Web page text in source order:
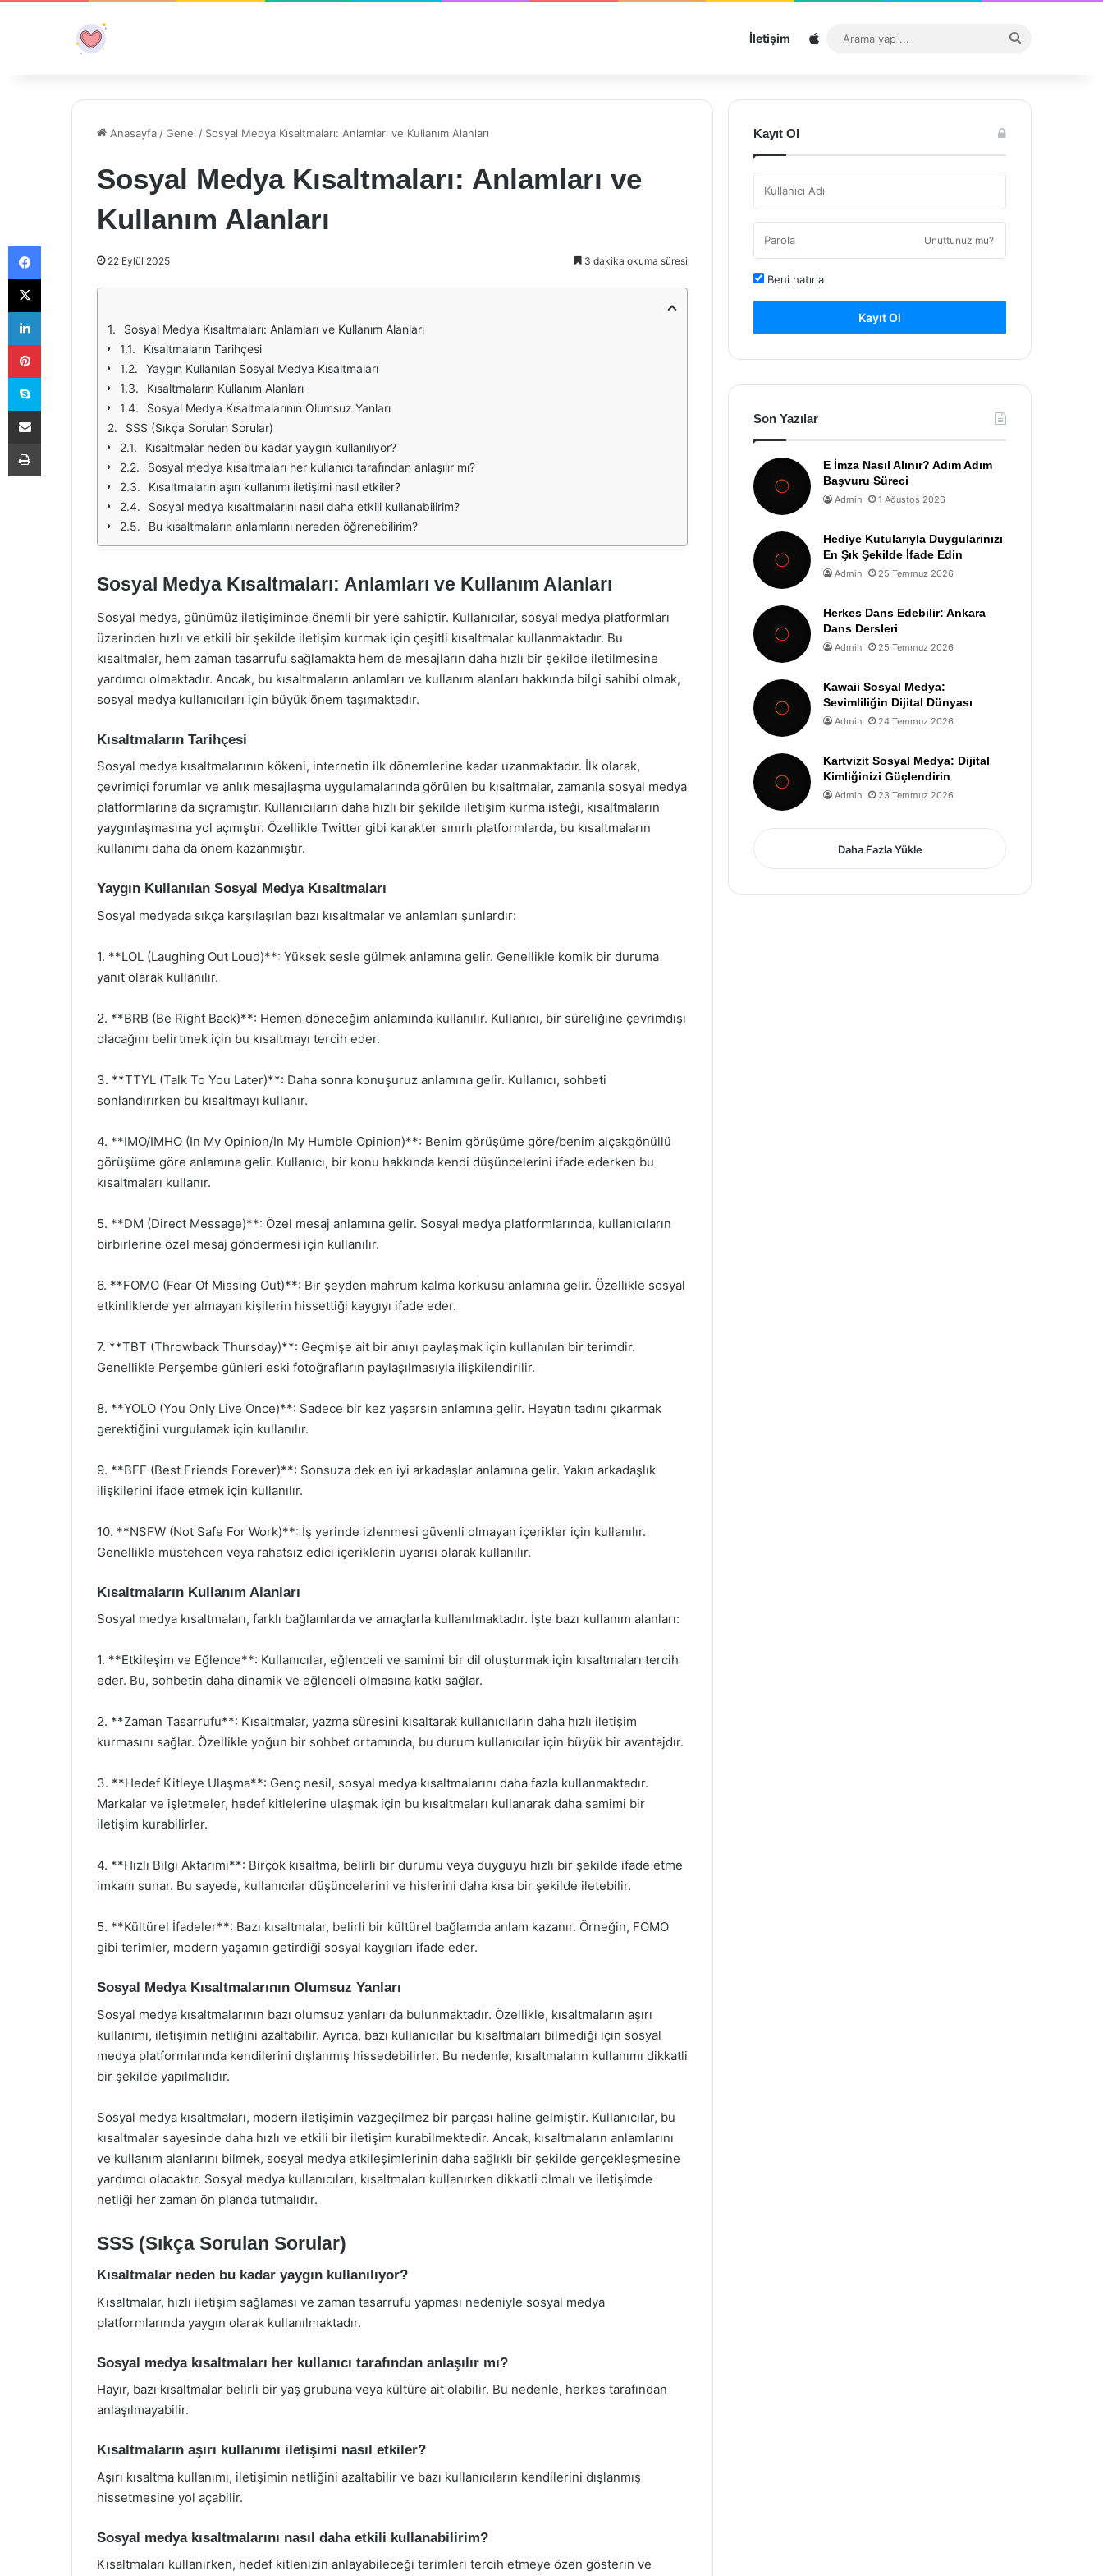
İletişim Sitemap
...
Anasayfa /Genel / Sosyal Medya Kısaltmaları: Anlamları ve Kullanım Alanları
Sosyal Medya Kısaltmaları: Anlamları ve
Kullanım Alanları
22 Eylül 2025 3 dakika okuma süresi
Sosyal Medya Kısaltmaları: Anlamları ve Kullanım Alanları
Kısaltmaların Tarihçesi
Yaygın Kullanılan Sosyal Medya Kısaltmaları
Kısaltmaların Kullanım Alanları
Sosyal Medya Kısaltmalarının Olumsuz Yanları
SSS (Sıkça Sorulan Sorular)
Kısaltmalar neden bu kadar yaygın kullanılıyor?
Sosyal medya kısaltmaları her kullanıcı tarafından anlaşılır mı?
Kısaltmaların aşırı kullanımı iletişimi nasıl etkiler?
Sosyal medya kısaltmalarını nasıl daha etkili kullanabilirim?
Bu kısaltmaların anlamlarını nereden öğrenebilirim?
Sosyal Medya Kısaltmaları: Anlamları ve Kullanım Alanları
Sosyal medya, günümüz iletişiminde önemli bir yere sahiptir. Kullanıcılar, sosyal medya platformları
üzerinden hızlı ve etkili bir şekilde iletişim kurmak için çeşitli kısaltmalar kullanmaktadır. Bu
kısaltmalar, hem zaman tasarrufu sağlamakta hem de mesajların daha hızlı bir şekilde iletilmesine
yardımcı olmaktadır. Ancak, bu kısaltmaların anlamları ve kullanım alanları hakkında bilgi sahibi olmak,
sosyal medya kullanıcıları için büyük önem taşımaktadır.
Kısaltmaların Tarihçesi
Sosyal medya kısaltmalarının kökeni, internetin ilk dönemlerine kadar uzanmaktadır. İlk olarak,
çevrimiçi forumlar ve anlık mesajlaşma uygulamalarında görülen bu kısaltmalar, zamanla sosyal medya
platformlarına da sıçramıştır. Kullanıcıların daha hızlı bir şekilde iletişim kurma isteği, kısaltmaların
yaygınlaşmasına yol açmıştır. Özellikle Twitter gibi karakter sınırlı platformlarda, bu kısaltmaların
kullanımı daha da önem kazanmıştır.
Yaygın Kullanılan Sosyal Medya Kısaltmaları
Sosyal medyada sıkça karşılaşılan bazı kısaltmalar ve anlamları şunlardır:
1. **LOL (Laughing Out Loud)**: Yüksek sesle gülmek anlamına gelir. Genellikle komik bir duruma
yanıt olarak kullanılır.
2. **BRB (Be Right Back)**: Hemen döneceğim anlamında kullanılır. Kullanıcı, bir süreliğine çevrimdışı
olacağını belirtmek için bu kısaltmayı tercih eder.
3. **TTYL (Talk To You Later)**: Daha sonra konuşuruz anlamına gelir. Kullanıcı, sohbeti
sonlandırırken bu kısaltmayı kullanır.
4. **IMO/IMHO (In My Opinion/In My Humble Opinion)**: Benim görüşüme göre/benim alçakgönüllü
görüşüme göre anlamına gelir. Kullanıcı, bir konu hakkında kendi düşüncelerini ifade ederken bu
kısaltmaları kullanır.
5. **DM (Direct Message)**: Özel mesaj anlamına gelir. Sosyal medya platformlarında, kullanıcıların
birbirlerine özel mesaj göndermesi için kullanılır.
6. **FOMO (Fear Of Missing Out)**: Bir şeyden mahrum kalma korkusu anlamına gelir. Özellikle sosyal
etkinliklerde yer almayan kişilerin hissettiği kaygıyı ifade eder.
7. **TBT (Throwback Thursday)**: Geçmişe ait bir anıyı paylaşmak için kullanılan bir terimdir.
Genellikle Perşembe günleri eski fotoğrafların paylaşılmasıyla ilişkilendirilir.
8. **YOLO (You Only Live Once)**: Sadece bir kez yaşarsın anlamına gelir. Hayatın tadını çıkarmak
gerektiğini vurgulamak için kullanılır.
9. **BFF (Best Friends Forever)**: Sonsuza dek en iyi arkadaşlar anlamına gelir. Yakın arkadaşlık
ilişkilerini ifade etmek için kullanılır.
10. **NSFW (Not Safe For Work)**: İş yerinde izlenmesi güvenli olmayan içerikler için kullanılır.
Genellikle müstehcen veya rahatsız edici içeriklerin uyarısı olarak kullanılır.
Kısaltmaların Kullanım Alanları
Sosyal medya kısaltmaları, farklı bağlamlarda ve amaçlarla kullanılmaktadır. İşte bazı kullanım alanları:
1. **Etkileşim ve Eğlence**: Kullanıcılar, eğlenceli ve samimi bir dil oluşturmak için kısaltmaları tercih
eder. Bu, sohbetin daha dinamik ve eğlenceli olmasına katkı sağlar.
2. **Zaman Tasarrufu**: Kısaltmalar, yazma süresini kısaltarak kullanıcıların daha hızlı iletişim
kurmasını sağlar. Özellikle yoğun bir sohbet ortamında, bu durum kullanıcılar için büyük bir avantajdır.
3. **Hedef Kitleye Ulaşma**: Genç nesil, sosyal medya kısaltmalarını daha fazla kullanmaktadır.
Markalar ve işletmeler, hedef kitlelerine ulaşmak için bu kısaltmaları kullanarak daha samimi bir
iletişim kurabilirler.
4. **Hızlı Bilgi Aktarımı**: Birçok kısaltma, belirli bir durumu veya duyguyu hızlı bir şekilde ifade etme
imkanı sunar. Bu sayede, kullanıcılar düşüncelerini ve hislerini daha kısa bir şekilde iletebilir.
5. **Kültürel İfadeler**: Bazı kısaltmalar, belirli bir kültürel bağlamda anlam kazanır. Örneğin, FOMO
gibi terimler, modern yaşamın getirdiği sosyal kaygıları ifade eder.
Sosyal Medya Kısaltmalarının Olumsuz Yanları
Sosyal medya kısaltmalarının bazı olumsuz yanları da bulunmaktadır. Özellikle, kısaltmaların aşırı
kullanımı, iletişimin netliğini azaltabilir. Ayrıca, bazı kullanıcılar bu kısaltmaları bilmediği için sosyal
medya platformlarında kendilerini dışlanmış hissedebilirler. Bu nedenle, kısaltmaların kullanımı dikkatli
bir şekilde yapılmalıdır.
Sosyal medya kısaltmaları, modern iletişimin vazgeçilmez bir parçası haline gelmiştir. Kullanıcılar, bu
kısaltmalar sayesinde daha hızlı ve etkili bir iletişim kurabilmektedir. Ancak, kısaltmaların anlamlarını
ve kullanım alanlarını bilmek, sosyal medya etkileşimlerinin daha sağlıklı bir şekilde gerçekleşmesine
yardımcı olacaktır. Sosyal medya kullanıcıları, kısaltmaları kullanırken dikkatli olmalı ve iletişimde
netliği her zaman ön planda tutmalıdır.
SSS (Sıkça Sorulan Sorular)
Kısaltmalar neden bu kadar yaygın kullanılıyor?
Kısaltmalar, hızlı iletişim sağlaması ve zaman tasarrufu yapması nedeniyle sosyal medya
platformlarında yaygın olarak kullanılmaktadır.
Sosyal medya kısaltmaları her kullanıcı tarafından anlaşılır mı?
Hayır, bazı kısaltmalar belirli bir yaş grubuna veya kültüre ait olabilir. Bu nedenle, herkes tarafından
anlaşılmayabilir.
Kısaltmaların aşırı kullanımı iletişimi nasıl etkiler?
Aşırı kısaltma kullanımı, iletişimin netliğini azaltabilir ve bazı kullanıcıların kendilerini dışlanmış
hissetmesine yol açabilir.
Sosyal medya kısaltmalarını nasıl daha etkili kullanabilirim?
Kısaltmaları kullanırken, hedef kitlenizin anlayabileceği terimleri tercih etmeye özen gösterin ve
Kayıt Ol
Unuttunuz mu?
Beni hatırla
Kayıt Ol
Son Yazılar
E İmza Nasıl Alınır? Adım Adım
Başvuru Süreci
Admin 1 Ağustos 2026
Hediye Kutularıyla Duygularınızı
En Şık Şekilde İfade Edin
Admin 25 Temmuz 2026
Herkes Dans Edebilir: Ankara
Dans Dersleri
Admin 25 Temmuz 2026
Kawaii Sosyal Medya:
Sevimliliğin Dijital Dünyası
Admin 24 Temmuz 2026
Kartvizit Sosyal Medya: Dijital
Kimliğinizi Güçlendirin
Admin 23 Temmuz 2026
Daha Fazla Yükle
Facebook
X
LinkedIn
Pinterest
Skype
E-Posta ile paylaş